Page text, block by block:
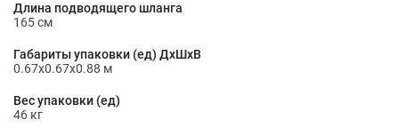
Длина подводящего шланга
165 см
Габариты упаковки (ед) ДхШхВ
0.67x0.67x0.88 м
Вес упаковки (ед)
46 кг